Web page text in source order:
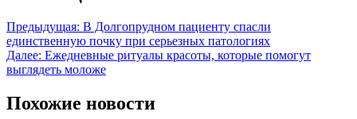
Предыдущая: В Долгопрудном пациенту спасли
единственную почку при серьезных патологиях
Далее: Ежедневные ритуалы красоты, которые помогут
выглядеть моложе
Похожие новости